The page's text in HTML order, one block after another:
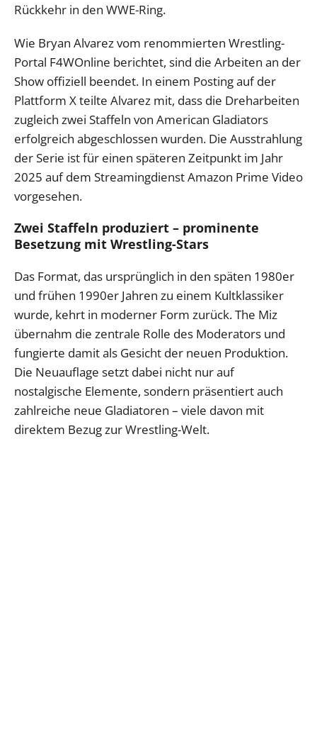
Rückkehr in den WWE-Ring.
Wie Bryan Alvarez vom renommierten Wrestling-
Portal F4WOnline berichtet, sind die Arbeiten an der
Show offiziell beendet. In einem Posting auf der
Plattform X teilte Alvarez mit, dass die Dreharbeiten
zugleich zwei Staffeln von American Gladiators
erfolgreich abgeschlossen wurden. Die Ausstrahlung
der Serie ist für einen späteren Zeitpunkt im Jahr
2025 auf dem Streamingdienst Amazon Prime Video
vorgesehen.
Zwei Staffeln produziert – prominente
Besetzung mit Wrestling-Stars
Das Format, das ursprünglich in den späten 1980er
und frühen 1990er Jahren zu einem Kultklassiker
wurde, kehrt in moderner Form zurück. The Miz
übernahm die zentrale Rolle des Moderators und
fungierte damit als Gesicht der neuen Produktion.
Die Neuauflage setzt dabei nicht nur auf
nostalgische Elemente, sondern präsentiert auch
zahlreiche neue Gladiatoren – viele davon mit
direktem Bezug zur Wrestling-Welt.